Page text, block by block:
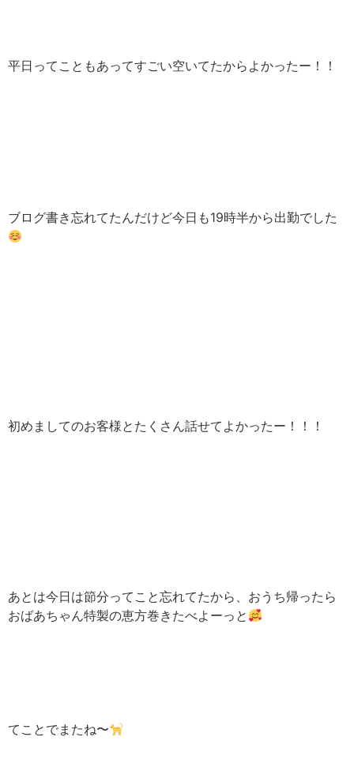
平日ってこともあってすごい空いてたからよかったー！！
ブログ書き忘れてたんだけど今日も19時半から出勤でした
初めましてのお客様とたくさん話せてよかったー！！！
あとは今日は節分ってこと忘れてたから、おうち帰ったら
おばあちゃん特製の恵方巻きたべよーっと
てことでまたね〜